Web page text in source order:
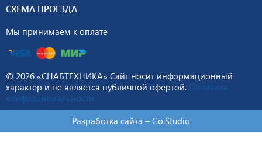
СХЕМА ПРОЕЗДА
Мы принимаем к оплате
© 2026 «СНАБТЕХНИКА» Сайт носит информационный
характер и не является публичной офертой. Политика
конфиденциальности
Разработка сайта – Go.Studio